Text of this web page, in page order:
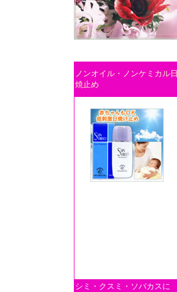
ノンオイル・ノンケミカル日
焼止め
シミ・クスミ・ソバカスに